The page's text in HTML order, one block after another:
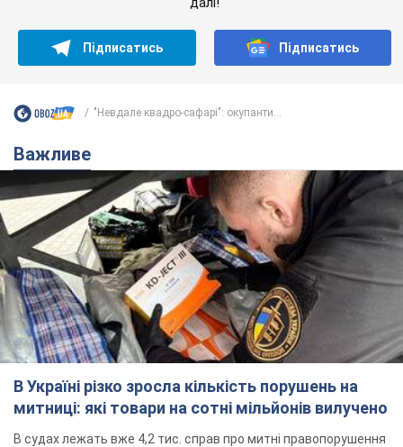
Підписатись Підписатись
"Невдале квадро-сафарі": окупанти...
Важливе
В Україні різко зросла кількість порушень на
митниці: які товари на сотні мільйонів вилучено
В судах лежать вже 4,2 тис. справ про митні правопорушення